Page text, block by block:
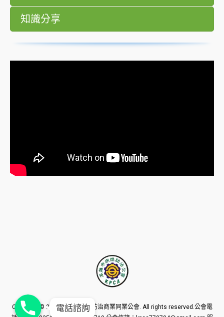
知識分享
Copyright © 2016高雄市病媒防治商業同業公會. All rights reserved.公會電
Phone
Phone
Phone
電話諮詢